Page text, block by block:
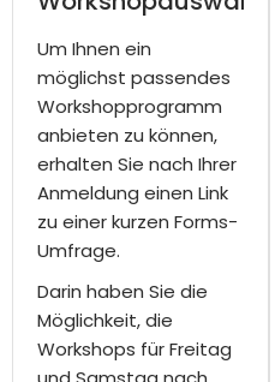
Um Ihnen ein
möglichst passendes
Workshopprogramm
anbieten zu können,
erhalten Sie nach Ihrer
Anmeldung einen Link
zu einer kurzen Forms-
Umfrage.
Darin haben Sie die
Möglichkeit, die
Workshops für Freitag